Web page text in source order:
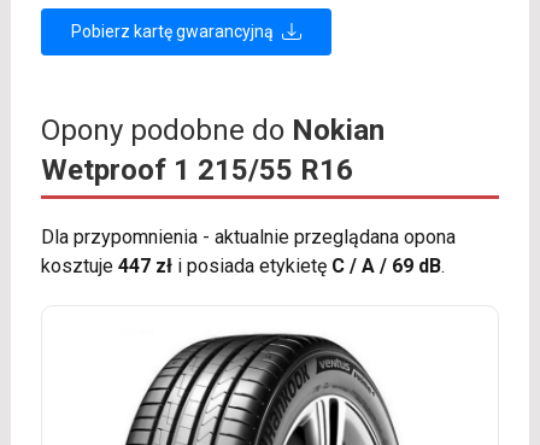
Pobierz kartę gwarancyjną
Opony podobne do Nokian
Wetproof 1 215/55 R16
Dla przypomnienia - aktualnie przeglądana opona
kosztuje 447 złi posiada etykietę C / A / 69 dB.